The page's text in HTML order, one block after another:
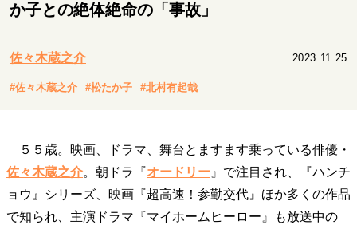
セカンドキャリアの描き方
夢を掴む選択
経営・ビジネス
トップが描く未来
か子との絶体絶命の「事故」
佐々木蔵之介 2023.11.25
#佐々木蔵之介 #松たか子 #北村有起哉
５５歳。映画、ドラマ、舞台とますます乗っている俳優・
佐々木蔵之介。朝ドラ『オードリー 』で注目され、『ハンチ
ョウ』シリーズ、映画『超高速！参勤交代』ほか多くの作品
で知られ、主演ドラマ『マイホームヒーロー』も放送中の